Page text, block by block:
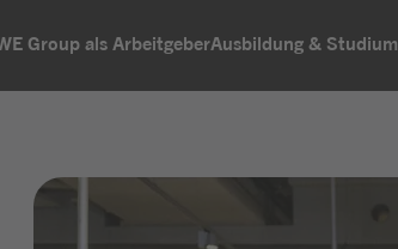
Group als ArbeitgeberAusbildung & Studium